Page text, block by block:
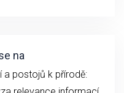
na
a postojů k přírodě: